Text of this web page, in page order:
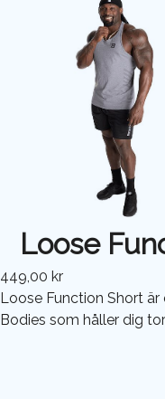
Loose
449,00 kr
Loose Function Short
Bodies som håller dig